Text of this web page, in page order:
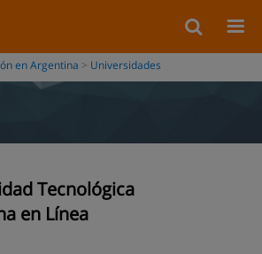
en Argentina Universidades
Tecnológica
en Línea